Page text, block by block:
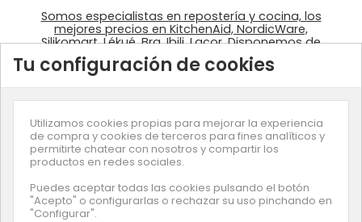
Somos especialistas en repostería y cocina, los
mejores precios en KitchenAid, NordicWare,
Silikomart, Lékué, Bra, Ibili, Lacor. Disponemos de
ingredientes: colorantes Wilton, fondant
azucrén, pastas de Sosa, …
Suscríbete a nuestra newsletter
Tu configuración de cookies
Utilizamos cookies propias para mejorar la experiencia
de compra y cookies de terceros para fines analíticos y
permitirte chatear con nosotros y compartir los
productos en redes sociales.
Puedes aceptar todas las cookies pulsando el botón
"Acepto" o configurarlas o rechazar su uso pinchando en
"Configurar".